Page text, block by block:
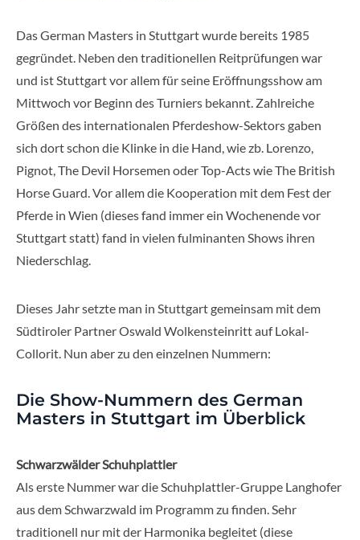
Das German Masters in Stuttgart wurde bereits 1985
gegründet. Neben den traditionellen Reitprüfungen war
und ist Stuttgart vor allem für seine Eröffnungsshow am
Mittwoch vor Beginn des Turniers bekannt. Zahlreiche
Größen des internationalen Pferdeshow-Sektors gaben
sich dort schon die Klinke in die Hand, wie zb. Lorenzo,
Pignot, The Devil Horsemen oder Top-Acts wie The British
Horse Guard. Vor allem die Kooperation mit dem Fest der
Pferde in Wien (dieses fand immer ein Wochenende vor
Stuttgart statt) fand in vielen fulminanten Shows ihren
Niederschlag.
Dieses Jahr setzte man in Stuttgart gemeinsam mit dem
Südtiroler Partner Oswald Wolkensteinritt auf Lokal-
Collorit. Nun aber zu den einzelnen Nummern:
Die Show-Nummern des German
Masters in Stuttgart im Überblick
Schwarzwälder Schuhplattler
Als erste Nummer war die Schuhplattler-Gruppe Langhofer
aus dem Schwarzwald im Programm zu finden. Sehr
traditionell nur mit der Harmonika begleitet (diese